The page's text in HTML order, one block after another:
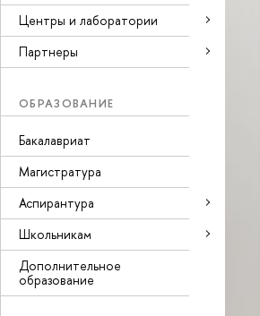
Центры и лаборатории
Партнеры
ОБРАЗОВАНИЕ
Бакалавриат
Магистратура
Аспирантура
Школьникам
Дополнительное
образование